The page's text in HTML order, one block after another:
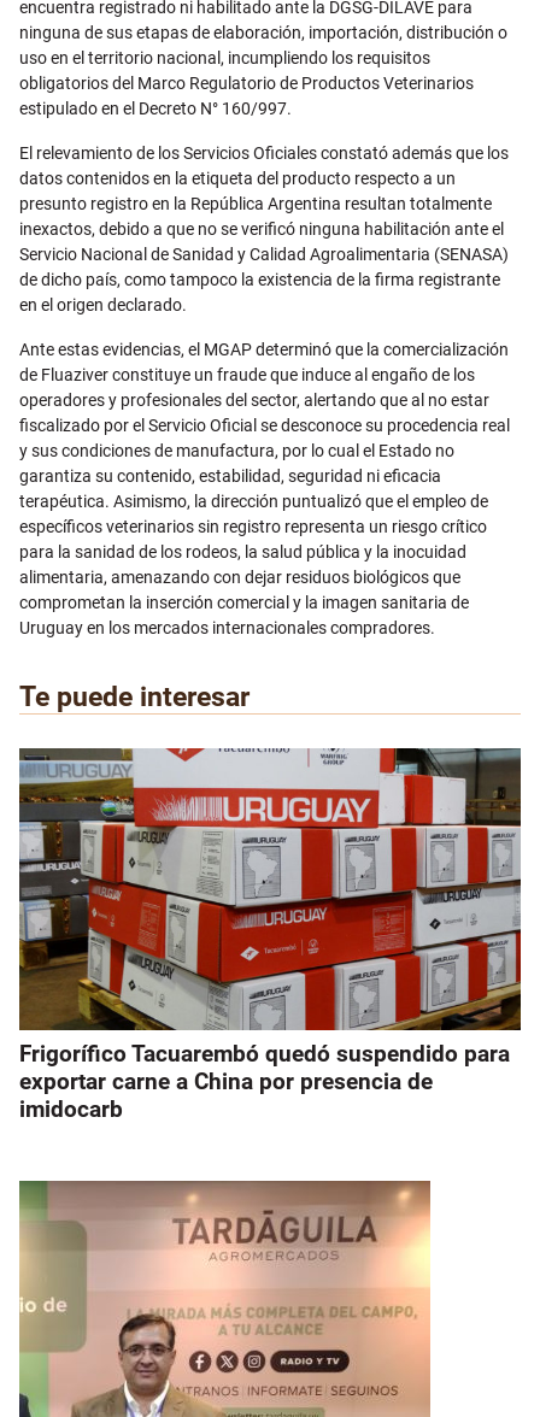
encuentra registrado ni habilitado ante la DGSG-DILAVE para
ninguna de sus etapas de elaboración, importación, distribución o
uso en el territorio nacional, incumpliendo los requisitos
obligatorios del Marco Regulatorio de Productos Veterinarios
estipulado en el Decreto N° 160/997.
El relevamiento de los Servicios Oficiales constató además que los
datos contenidos en la etiqueta del producto respecto a un
presunto registro en la República Argentina resultan totalmente
inexactos, debido a que no se verificó ninguna habilitación ante el
Servicio Nacional de Sanidad y Calidad Agroalimentaria (SENASA)
de dicho país, como tampoco la existencia de la firma registrante
en el origen declarado.
Ante estas evidencias, el MGAP determinó que la comercialización
de Fluaziver constituye un fraude que induce al engaño de los
operadores y profesionales del sector, alertando que al no estar
fiscalizado por el Servicio Oficial se desconoce su procedencia real
y sus condiciones de manufactura, por lo cual el Estado no
garantiza su contenido, estabilidad, seguridad ni eficacia
terapéutica. Asimismo, la dirección puntualizó que el empleo de
específicos veterinarios sin registro representa un riesgo crítico
para la sanidad de los rodeos, la salud pública y la inocuidad
alimentaria, amenazando con dejar residuos biológicos que
comprometan la inserción comercial y la imagen sanitaria de
Uruguay en los mercados internacionales compradores.
Te puede interesar
Frigorífico Tacuarembó quedó suspendido para
exportar carne a China por presencia de
imidocarb